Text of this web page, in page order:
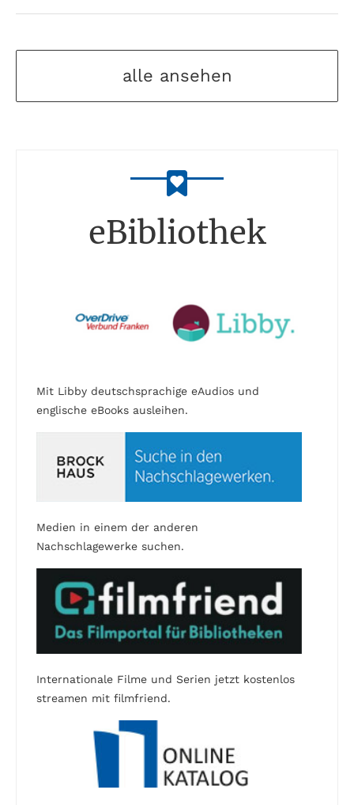
alle ansehen
eBibliothek
Mit Libby deutschsprachige eAudios und
englische eBooks ausleihen.
Medien in einem der anderen
Nachschlagewerke suchen.
Internationale Filme und Serien jetzt kostenlos
streamen mit filmfriend.